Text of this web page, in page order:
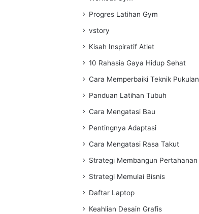
Progres Latihan Gym
vstory
Kisah Inspiratif Atlet
10 Rahasia Gaya Hidup Sehat
Cara Memperbaiki Teknik Pukulan
Panduan Latihan Tubuh
Cara Mengatasi Bau
Pentingnya Adaptasi
Cara Mengatasi Rasa Takut
Strategi Membangun Pertahanan
Strategi Memulai Bisnis
Daftar Laptop
Keahlian Desain Grafis